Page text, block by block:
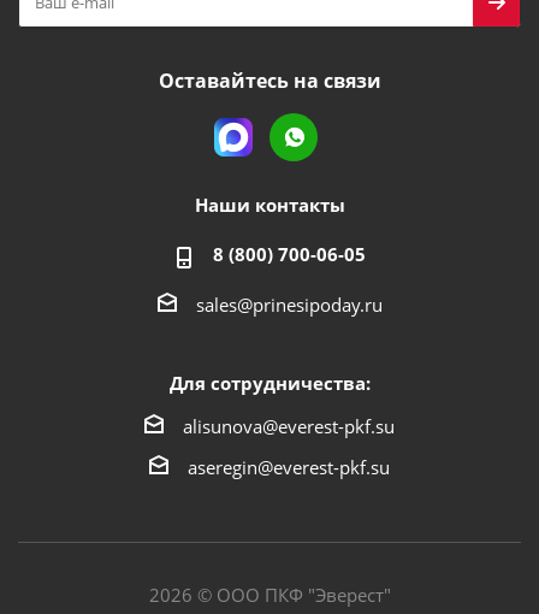
Оставайтесь на связи
Наши контакты
8 (800) 700-06-05
sales@prinesipoday.ru
Для сотрудничества:
alisunova@everest-pkf.su
aseregin@everest-pkf.su
2026 © ООО ПКФ "Эверест"